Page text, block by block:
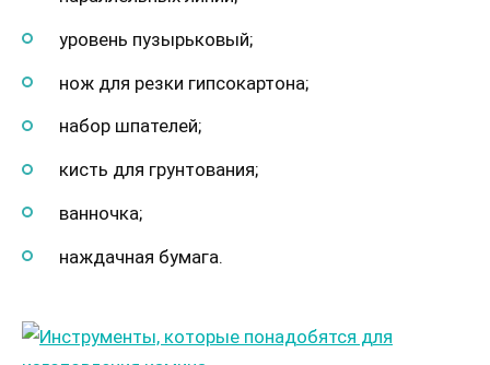
уровень пузырьковый;
нож для резки гипсокартона;
набор шпателей;
кисть для грунтования;
ванночка;
наждачная бумага.